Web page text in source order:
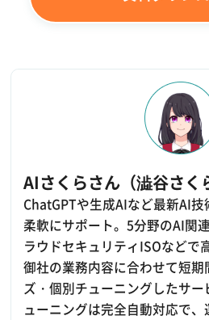
AIさくらさん（澁谷さく
ChatGPTや生成AIなど最新AI
柔軟にサポート。5分野のAI関
ラウドセキュリティISOなどで
御社の業務内容に合わせて短
ズ・個別チューニングしたサ
ューニングは完全自動対応で